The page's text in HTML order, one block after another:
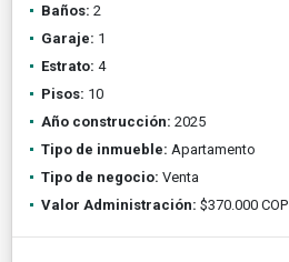
Baños: 2
Garaje: 1
Estrato: 4
Pisos: 10
Año construcción: 2025
Tipo de inmueble: Apartamento
Tipo de negocio: Venta
Valor Administración: $370.000 COP